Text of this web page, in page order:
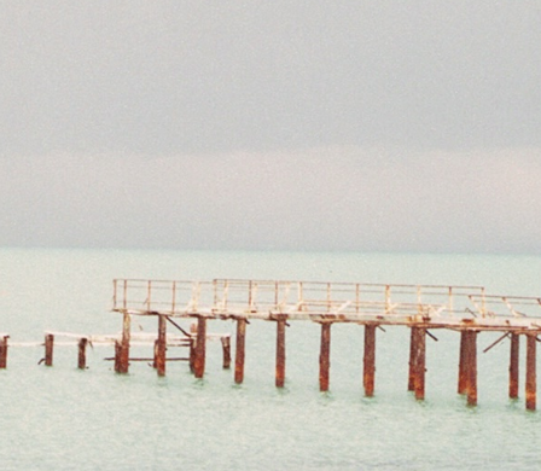
LEYENDO A CORTÁZAR (2006)
87 GALLE ROAD, BENTOTA
(2005)
AURORA BERNÁRDEZ LEE A
CORTÁZAR (2006)